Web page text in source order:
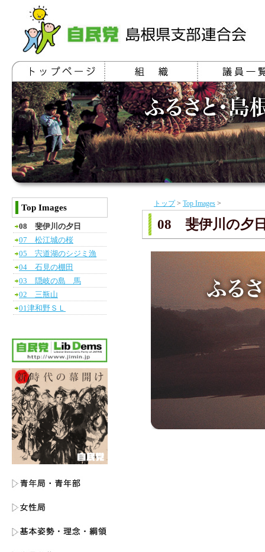
トップ> Top Images >
08 斐伊川の夕
Top Images
08 斐伊川の夕日
07 松江城の桜
05 宍道湖のシジミ漁
04 石見の棚田
03 隠岐の島 馬
02 三瓶山
01津和野ＳＬ